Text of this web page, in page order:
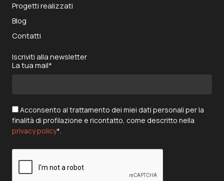
Progetti realizzati
Blog
Contatti
Iscriviti alla newsletter
La tua mail*
Acconsento al trattamento dei miei dati personali per la
finalità di profilazione e ricontatto, come descritto nella
privacy policy*.